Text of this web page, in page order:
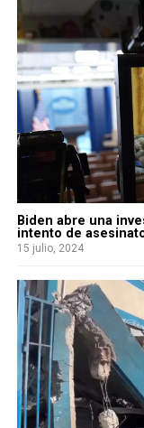
Biden abre una
intento de
15 julio, 2024